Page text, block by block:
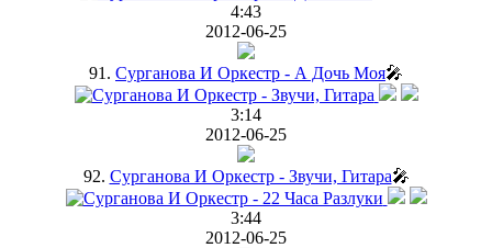
4:43
2012-06-25
91. Сурганова И Оркестр - А Дочь Моя🎤
3:14
2012-06-25
92. Сурганова И Оркестр - Звучи, Гитара🎤
3:44
2012-06-25